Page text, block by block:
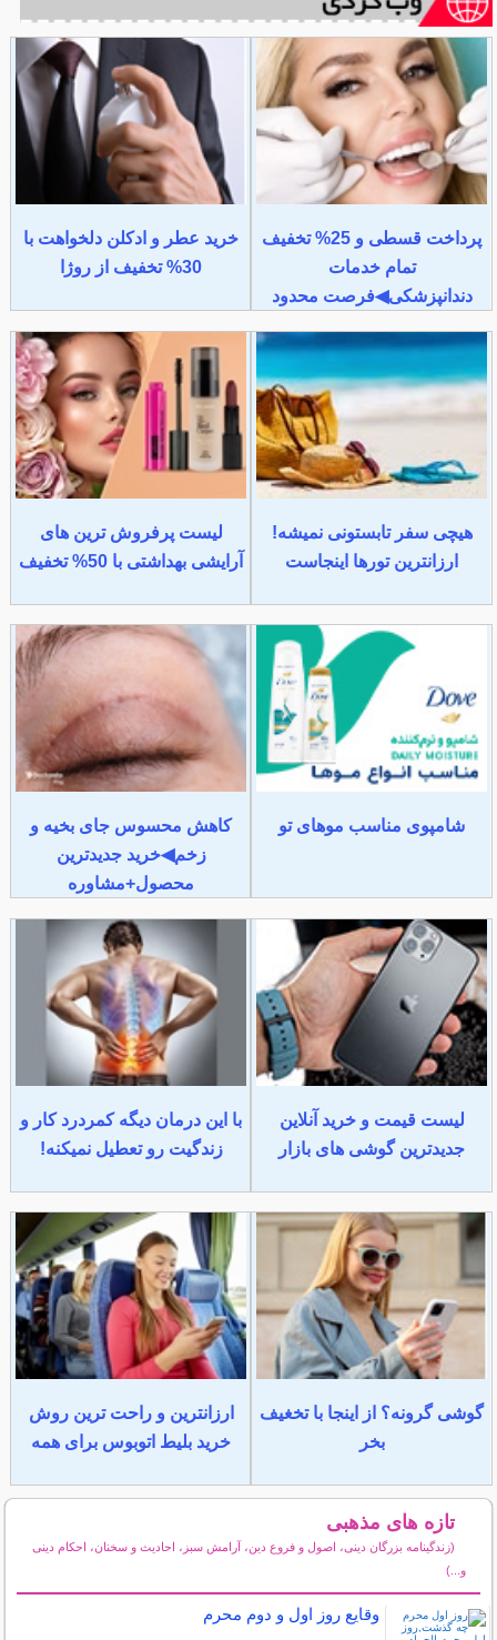
پرداخت قسطی و 25% تخفیف
تمام خدمات
دندانپزشکی◀فرصت محدود
خرید عطر و ادکلن دلخواهت با
30% تخفیف از روژا
هیچی سفر تابستونی نمیشه!
ارزانترین تورها اینجاست
لیست پرفروش ترین های
آرایشی بهداشتی با 50% تخفیف
شامپوی مناسب موهای تو
کاهش محسوس جای بخیه و
زخم◀خرید جدیدترین
محصول+مشاوره
لیست قیمت و خرید آنلاین
جدیدترین گوشی های بازار
با این درمان دیگه کمردرد کار و
زندگیت رو تعطیل نمیکنه!
گوشی گرونه؟ از اینجا با تخغیف
بخر
ارزانترین و راحت ترین روش
خرید بلیط اتوبوس برای همه
تازه های مذهبی
(زندگینامه بزرگان دینی، اصول و فروع دین، آرامش سبز، احادیث و سخنان، احکام دینی
و...)
وقایع روز اول و دوم محرم